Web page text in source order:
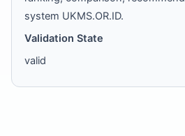
system UKMS.OR.ID.
Validation State
valid